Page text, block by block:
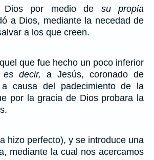
Dios por medio de su propia
a Dios, mediante la necedad de
a los que creen.
que fue hecho un poco inferior
es decir, a Jesús, coronado de
causa del padecimiento de la
por la gracia de Dios probara la
hizo perfecto), y se introduce una
mediante la cual nos acercamos